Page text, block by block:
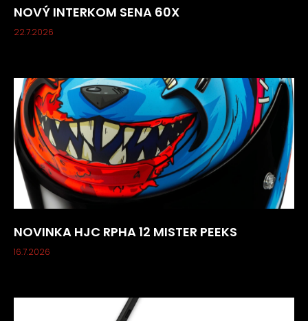
NOVÝ INTERKOM SENA 60X
22.7.2026
NOVINKA HJC RPHA 12 MISTER PEEKS
16.7.2026